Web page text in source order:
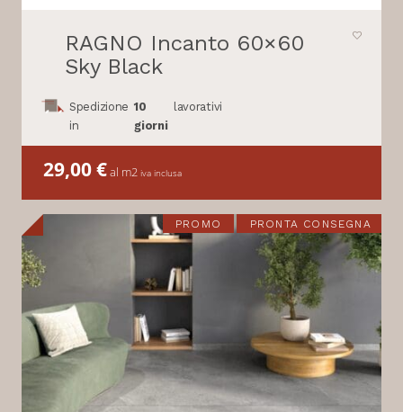
RAGNO Incanto 60×60
Sky Black
Spedizione
in
10
giorni
lavorativi
29,00€al m2 iva inclusa
PROMO PRONTA CONSEGNA